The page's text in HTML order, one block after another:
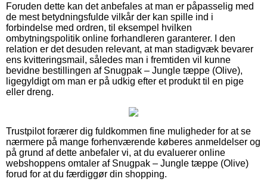
Foruden dette kan det anbefales at man er påpasselig med
de mest betydningsfulde vilkår der kan spille ind i
forbindelse med ordren, til eksempel hvilken
ombytningspolitik online forhandleren garanterer. I den
relation er det desuden relevant, at man stadigvæk bevarer
ens kvitteringsmail, således man i fremtiden vil kunne
bevidne bestillingen af Snugpak – Jungle tæppe (Olive),
ligegyldigt om man er på udkig efter et produkt til en pige
eller dreng.
Trustpilot forærer dig fuldkommen fine muligheder for at se
nærmere på mange forhenværende køberes anmeldelser og
på grund af dette anbefaler vi, at du evaluerer online
webshoppens omtaler af Snugpak – Jungle tæppe (Olive)
forud for at du færdiggør din shopping.